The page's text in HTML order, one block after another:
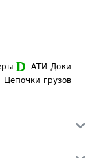
АТИ-Доки
Цепочки грузов